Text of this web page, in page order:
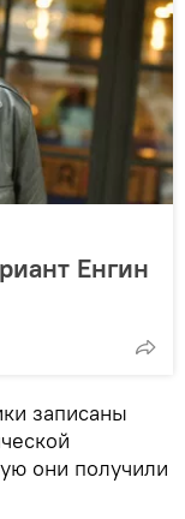
Енгин
записаны
они получили